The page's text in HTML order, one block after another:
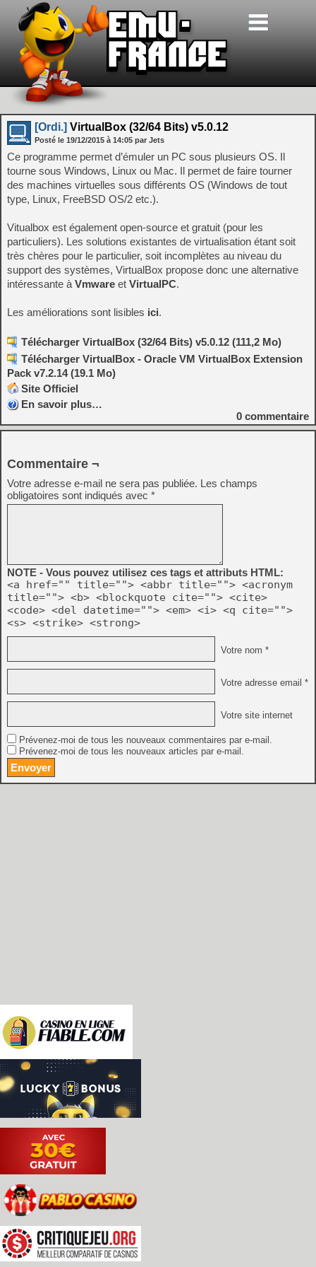
[Ordi.] VirtualBox (32/64 Bits) v5.0.12
Posté le 19/12/2015 à 14:05 par Jets
Ce programme permet d’émuler un PC sous plusieurs OS. Il
tourne sous Windows, Linux ou Mac. Il permet de faire tourner
des machines virtuelles sous différents OS (Windows de tout
type, Linux, FreeBSD OS/2 etc.).
Vitualbox est également open-source et gratuit (pour les
particuliers). Les solutions existantes de virtualisation étant soit
très chères pour le particulier, soit incomplètes au niveau du
support des systèmes, VirtualBox propose donc une alternative
intéressante à Vmware et VirtualPC.
Les améliorations sont lisibles ici.
Télécharger VirtualBox (32/64 Bits) v5.0.12 (111,2 Mo)
Télécharger VirtualBox - Oracle VM VirtualBox Extension
Pack v7.2.14 (19.1 Mo)
Site Officiel
En savoir plus…
0 commentaire
Commentaire ¬
Votre adresse e-mail ne sera pas publiée. Les champs
obligatoires sont indiqués avec *
NOTE - Vous pouvez utilisez ces tags et attributs HTML:
<a href="" title=""> <abbr title=""> <acronym
title=""> <b> <blockquote cite=""> <cite>
<code> <del datetime=""> <em> <i> <q cite="">
<s> <strike> <strong>
Votre nom *
Votre adresse email *
Votre site internet
Prévenez-moi de tous les nouveaux commentaires par e-mail.
Prévenez-moi de tous les nouveaux articles par e-mail.